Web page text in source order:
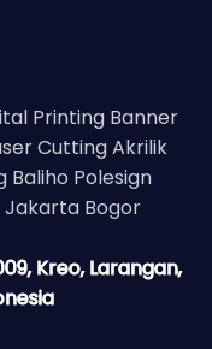
Printing Banner
Cutting Akrilik
Baliho Polesign
Jakarta Bogor
Kreo, Larangan,